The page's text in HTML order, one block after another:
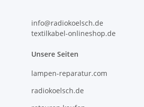
info@radiokoelsch.de
textilkabel-onlineshop.de
Unsere Seiten
lampen-reparatur.com
radiokoelsch.de